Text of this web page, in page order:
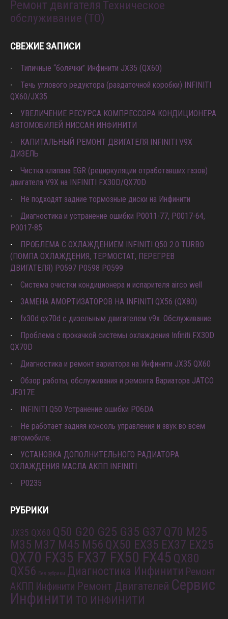
Ремонт двигателя Техническое
обслуживание (ТО)
СВЕЖИЕ ЗАПИСИ
Типичные “болячки” Инфинити JX35 (QX60)
Течь углового редуктора (раздаточной коробки) INFINITI
QX60/JX35
УВЕЛИЧЕНИЕ РЕСУРСА КОМПРЕССОРА КОНДИЦИОНЕРА
АВТОМОБИЛЕЙ НИССАН ИНФИНИТИ
КАПИТАЛЬНЫЙ РЕМОНТ ДВИГАТЕЛЯ INFINITI V9X
ДИЗЕЛЬ
Чистка клапана EGR (рециркуляции отработавших газов)
двигателя V9X на INFINITI FX30D/QX70D
Не подходят задние тормозные диски на Инфинити
Диагностика и устранение ошибки Р0011-77, P0017-64,
P0017-85.
ПРОБЛЕМА С ОХЛАЖДЕНИЕМ INFINITI Q50 2.0 TURBO
(ПОМПА ОХЛАЖДЕНИЯ, ТЕРМОСТАТ, ПЕРЕГРЕВ
ДВИГАТЕЛЯ) P0597 P0598 P0599
Система очистки кондиционера и испарителя airco well
ЗАМЕНА АМОРТИЗАТОРОВ НА INFINITI QX56 (QX80)
fx30d qx70d с дизельным двигателем v9x. Обслуживание.
Проблема с прокачкой системы охлаждения Infiniti FX30D
QX70D
Диагностика и ремонт вариатора на Инфинити JX35 QX60
Обзор работы, обслуживания и ремонта Вариатора JATCO
JF017E
INFINITI Q50 Устранение ошибки P06DA
Не работает задняя консоль управления и звук во всем
автомобиле.
УСТАНОВКА ДОПОЛНИТЕЛЬНОГО РАДИАТОРА
ОХЛАЖДЕНИЯ МАСЛА АКПП INFINITI
P0235
РУБРИКИ
JX35 QX60 Q50 G20 G25 G35 G37 Q70 M25
M35 M37 M45 M56 QX50 EX35 EX37 EX25
QX70 FX35 FX37 FX50 FX45 QX80
QX56 Без рубрики Диагностика Инфинити Ремонт
АКПП Инфинити Ремонт Двигателей Сервис
Инфинити ТО ИНФИНИТИ